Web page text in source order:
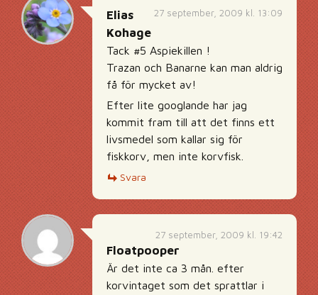
27 september, 2009 kl. 13:09
Elias
Kohage
Tack #5 Aspiekillen !
Trazan och Banarne kan man aldrig
få för mycket av!
Efter lite googlande har jag
kommit fram till att det finns ett
livsmedel som kallar sig för
fiskkorv, men inte korvfisk.
Svara
27 september, 2009 kl. 19:42
Floatpooper
Är det inte ca 3 mån. efter
korvintaget som det sprattlar i